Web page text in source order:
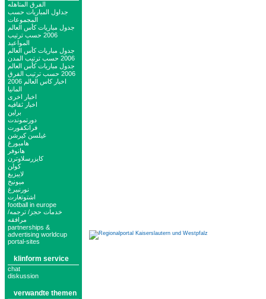
الفرق المتاهله
جداول المباريات حسب
المجموعات
جدول مباريات كأس العالم
2006 حسب ترتيب
المواعيد
جدول مباريات كأس العالم
2006 حسب ترتيب المدن
جدول مباريات كأس العالم
2006 حسب ترتيب الفرق
اخبار كاس العالم 2006
المانيا
اخبار اخرى
اخبار ثقافيه
برلين
دورتموندت
فرانكفورت
غيلسن كيرشن
هامبورغ
هانوفر
كايزرسلاوترن
كولن
لايبزيغ
ميونيخ
نورنبيرغ
اشتوتغارت
football in europe
خدمات حجز/ ترجمه/
مرافقه
partnerships &
advertising worldcup
portal-sites
klinform service
chat
diskussion
verwandte themen